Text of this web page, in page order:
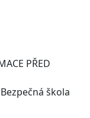
PŘED
škola